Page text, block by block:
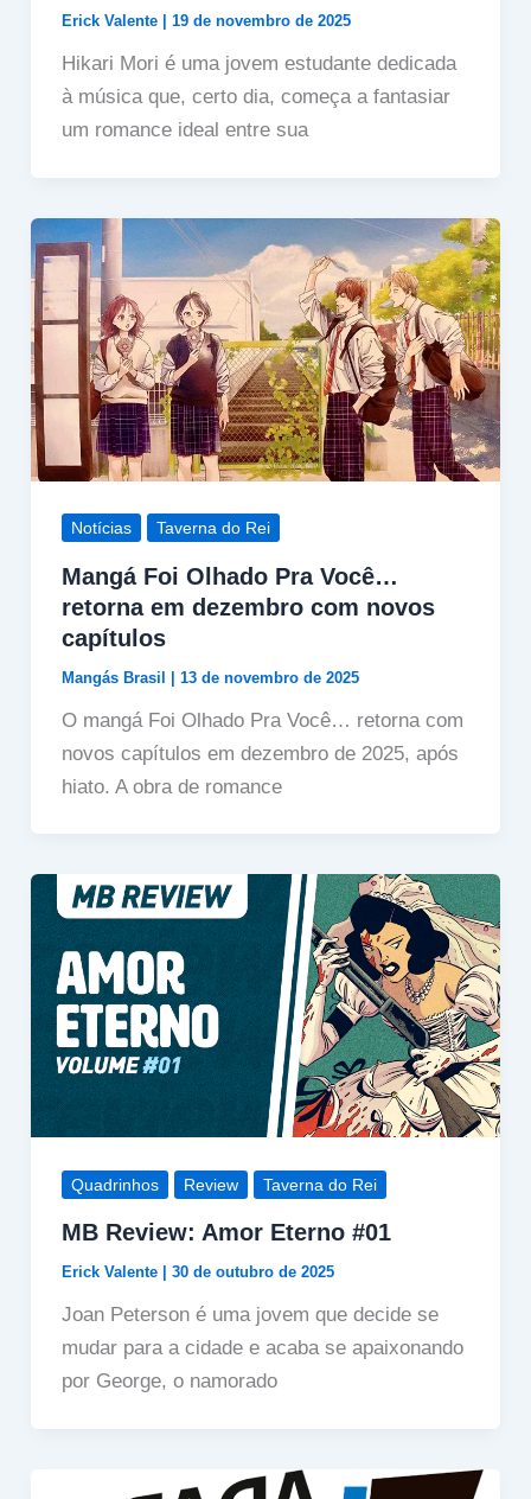
Erick Valente 19 de novembro de 2025
Hikari Mori é uma jovem estudante dedicada
à música que, certo dia, começa a fantasiar
um romance ideal entre sua
Notícias Taverna do Rei
Mangá Foi Olhado Pra Você…
retorna em dezembro com novos
capítulos
Mangás Brasil | 13 de novembro de 2025
O mangá Foi Olhado Pra Você… retorna com
novos capítulos em dezembro de 2025, após
hiato. A obra de romance
Quadrinhos Review Taverna do Rei
MB Review: Amor Eterno #01
Erick Valente 30 de outubro de 2025
Joan Peterson é uma jovem que decide se
mudar para a cidade e acaba se apaixonando
por George, o namorado